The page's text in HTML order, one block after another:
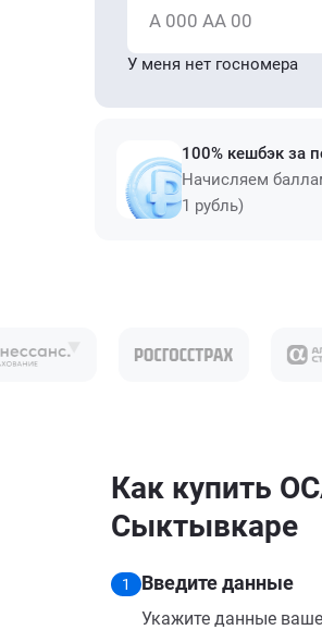
А 000 АА 00
У меня нет госномера
100% кешбэк за
Начисляем
1 рубль)
Как купить
Сыктывкаре
1 Введите данные
Укажите данные